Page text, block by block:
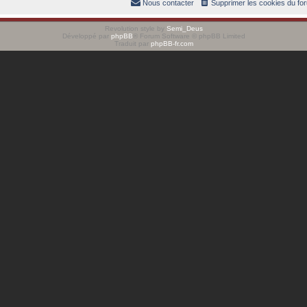
Supprimer les cookies du
Nous contacter
Revolution style by Semi_Deus
Développé par phpBB ® Forum Software © phpBB Limited
Traduit par phpBB-fr.com